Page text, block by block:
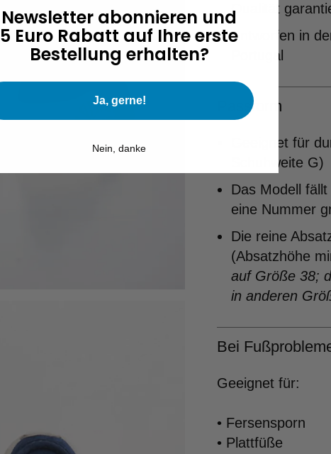
Qualität
Entworfen in
Portugal
Passform
Geeignet für
Schuhweite G)
Das Modell
eine Nummer
Die reine
(Absatzhöhe
auf Größe 38;
in anderen
Bei
Geeignet für:
• Fersensporn
• Plattfüße
Newsletter abonnieren und
5 Euro Rabatt auf Ihre erste
Bestellung erhalten?
Ja, gerne!
Nein, danke